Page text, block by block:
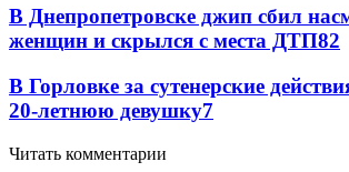
В Днепропетровске джип сбил
женщин и скрылся с места ДТП82
В Горловке за сутенерские
20-летнюю девушку7
Читать комментарии